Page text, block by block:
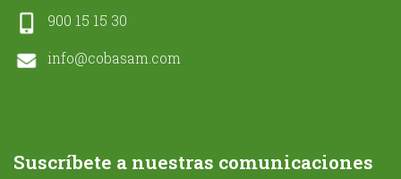
900 15 15 30
info@cobasam.com
Suscríbete a nuestras comunicaciones